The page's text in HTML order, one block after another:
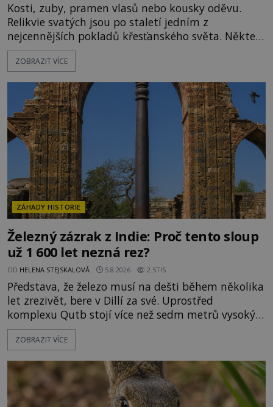
Kosti, zuby, pramen vlasů nebo kousky oděvu.
Relikvie svatých jsou po staletí jedním z
nejcennějších pokladů křesťanského světa. Některé
mají pečlivě doloženou historii, jiné provází
záhady, krádeže i nečekané objevy. Jejich osudy
o skutečné historické události. Ve středověké
Evropě mají relikvie mimořádnou hodnotu. Nejsou
jen předmětem úcty
ZOBRAZIT VÍCE
ZÁHADY HISTORIE
Železný zázrak z Indie: Proč tento sloup
už 1 600 let nezná rez?
OD HELENA STEJSKALOVÁ 5.8.2026 2.5TIS
Představa, že železo musí na dešti během několika
let zrezivět, bere v Dillí za své. Uprostřed
komplexu Qutb stojí více než sedm metrů vysoký
železný sloup, který už přibližně 1 600 let odolává
počasí s jen nepatrnými stopami koroze. Jeho
ztracených technologiích či tajemných
materiálech. Moderní metalurgie však ukazuje, že
skutečné vysvětlení je ješt
ZOBRAZIT VÍCE